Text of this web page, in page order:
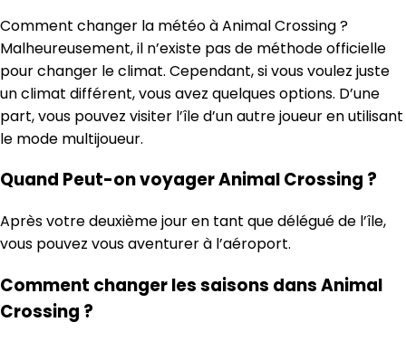
Comment changer la météo à Animal Crossing ?
Malheureusement, il n’existe pas de méthode officielle
pour changer le climat. Cependant, si vous voulez juste
un climat différent, vous avez quelques options. D’une
part, vous pouvez visiter l’île d’un autre joueur en utilisant
le mode multijoueur.
Quand Peut-on voyager Animal Crossing ?
Après votre deuxième jour en tant que délégué de l’île,
vous pouvez vous aventurer à l’aéroport.
Comment changer les saisons dans Animal
Crossing ?